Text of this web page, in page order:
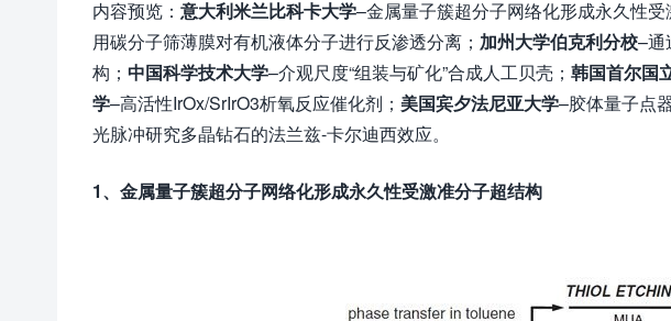
内容预览： 意大利米兰比科卡大学–金属量子簇超分子网络化形成永久性受
用碳分子筛薄膜对有机液体分子进行反渗透分离； 加州大学伯克利分校–通
构； 中国科学技术大学–介观尺度“组装与矿化”合成人工贝壳； 韩国首尔国
学–高活性IrOx/SrIrO3析氧反应催化剂； 美国宾夕法尼亚大学–胶体量子点
光脉冲研究多晶钻石的法兰兹-卡尔迪西效应。
1、金属量子簇超分子网络化形成永久性受激准分子超结构